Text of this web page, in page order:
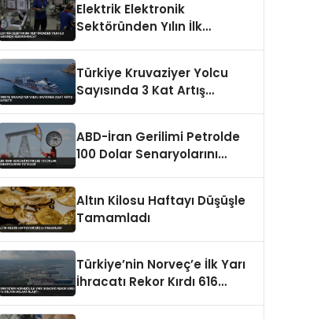
Elektrik Elektronik
Sektöründen Yılın İlk
Türkiye Kruvaziyer Yolcu
Sayısında 3 Kat Artış
ABD-İran Gerilimi Petrolde
100 Dolar Senaryolarını
Altın Kilosu Haftayı Düşüşle
Tamamladı
Türkiye’nin Norveç’e İlk Yarı
İhracatı Rekor Kırdı 616